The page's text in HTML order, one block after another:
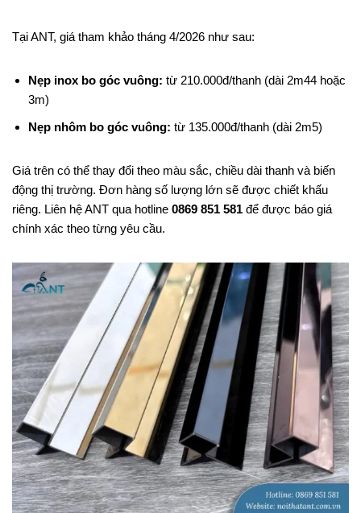
Tại ANT, giá tham khảo tháng 4/2026 như sau:
Nẹp inox bo góc vuông: từ 210.000đ/thanh (dài 2m44 hoặc
3m)
Nẹp nhôm bo góc vuông: từ 135.000đ/thanh (dài 2m5)
Giá trên có thể thay đổi theo màu sắc, chiều dài thanh và biến
động thị trường. Đơn hàng số lượng lớn sẽ được chiết khấu
riêng. Liên hệ ANT qua hotline 0869 851 581 để được báo giá
chính xác theo từng yêu cầu.